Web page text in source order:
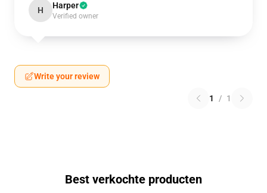
H Harper
Verified owner
Write your review
1 / 1
Best verkochte producten